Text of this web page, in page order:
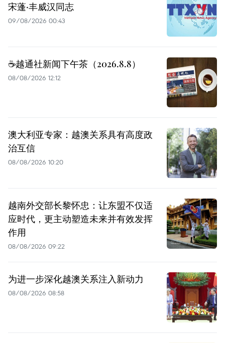
宋蓬·丰威汉同志
09/08/2026 00:43
☕️越通社新闻下午茶（2026.8.8）
08/08/2026 12:12
澳大利亚专家：越澳关系具有高度政
治互信
08/08/2026 10:20
越南外交部长黎怀忠：让东盟不仅适
应时代，更主动塑造未来并有效发挥
作用
08/08/2026 09:22
为进一步深化越澳关系注入新动力
08/08/2026 08:58